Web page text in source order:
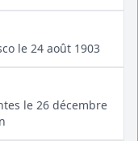
le 24 août 1903
le 26 décembre